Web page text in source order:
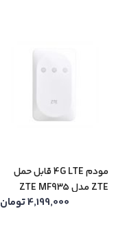
مودم 4G LTE قابل حمل
ZTE مدل ZTE MF935
4,199,000تومان